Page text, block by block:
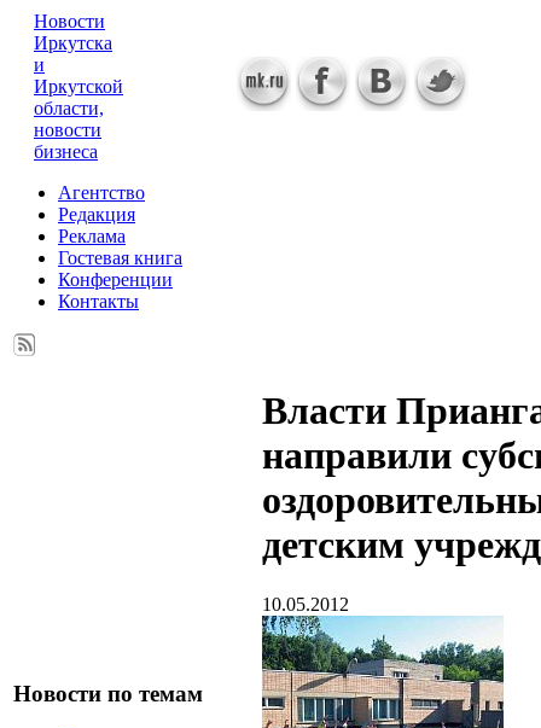
Новости
Иркутска
и
Иркутской
области,
новости
бизнеса
Агентство
Редакция
Реклама
Гостевая книга
Конференции
Контакты
Новости по темам
Власти
направили
детским
10.05.2012